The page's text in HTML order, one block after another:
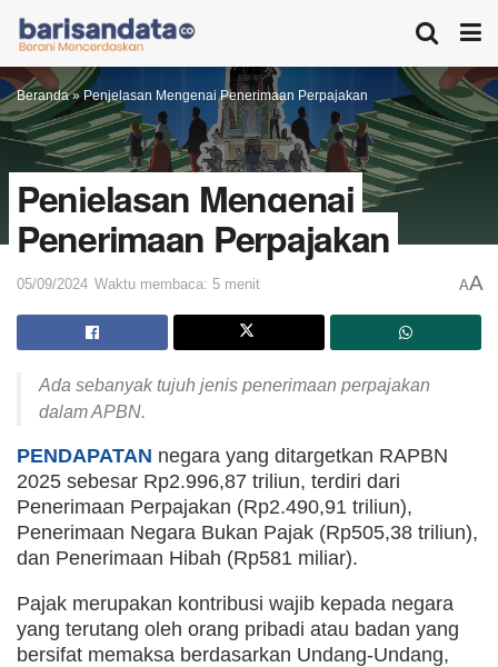
Beranda»Penjelasan Mengenai Penerimaan Perpajakan
Penjelasan Mengenai
Penerimaan Perpajakan
05/09/2024 Waktu membaca: 5 menit AA
Ada sebanyak tujuh jenis penerimaan perpajakan
dalam APBN.
PENDAPATAN negara yang ditargetkan RAPBN
2025 sebesar Rp2.996,87 triliun, terdiri dari
Penerimaan Perpajakan (Rp2.490,91 triliun),
Penerimaan Negara Bukan Pajak (Rp505,38 triliun),
dan Penerimaan Hibah (Rp581 miliar).
Pajak merupakan kontribusi wajib kepada negara
yang terutang oleh orang pribadi atau badan yang
bersifat memaksa berdasarkan Undang-Undang,